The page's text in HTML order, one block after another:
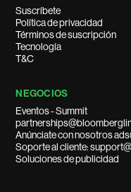
Suscríbete
Política de privacidad
Términos de suscripción
Tecnología
T&C
NEGOCIOS
Eventos - Summit
Anúnciate con nosotros
Soporte al cliente:
Soluciones de publicidad